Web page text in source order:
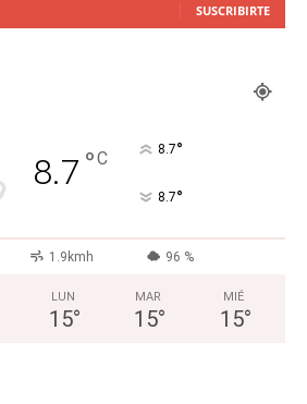
SUSCRIBIRTE
8.7 °C 8.7°
8.7°
1.9kmh 96 %
LUN
15°
MAR
15°
MIÉ
15°